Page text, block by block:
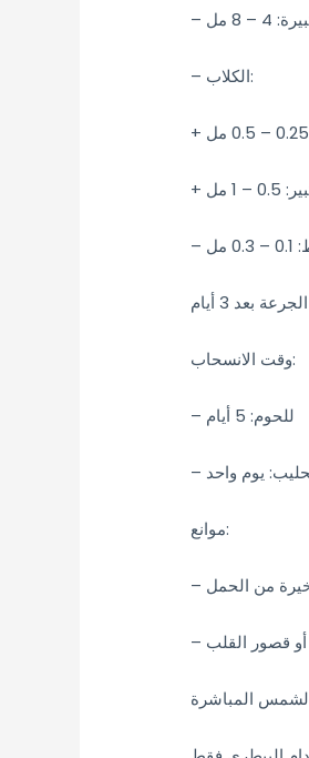
– 8 مل
– الكلاب:
0.5 – 1 مل
مل
بعد 3 أيام
وقت الانسحاب:
– للحوم: 5 أيام
يوم واحد
موانع:
قصور القلب